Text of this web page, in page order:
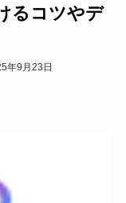
るコツやデ
年9月23日